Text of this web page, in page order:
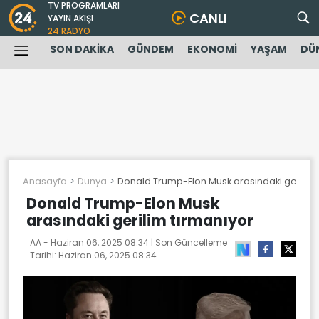
TV PROGRAMLARI
YAYIN AKIŞI
24 RADYO
CANLI
SON DAKİKA GÜNDEM EKONOMİ YAŞAM
Anasayfa Dunya Donald Trump-Elon Musk arasındaki gerilim
Donald Trump-Elon Musk
arasındaki gerilim tırmanıyor
AA - Haziran 06, 2025 08:34 | Son Güncelleme
Tarihi: Haziran 06, 2025 08:34